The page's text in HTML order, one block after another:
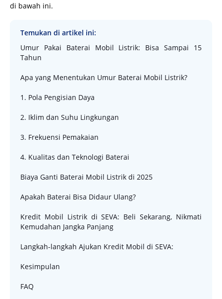
di bawah ini.
Temukan di artikel ini:
Umur Pakai Baterai Mobil Listrik: Bisa Sampai 15
Tahun
Apa yang Menentukan Umur Baterai Mobil Listrik?
1. Pola Pengisian Daya
2. Iklim dan Suhu Lingkungan
3. Frekuensi Pemakaian
4. Kualitas dan Teknologi Baterai
Biaya Ganti Baterai Mobil Listrik di 2025
Apakah Baterai Bisa Didaur Ulang?
Kredit Mobil Listrik di SEVA: Beli Sekarang, Nikmati
Kemudahan Jangka Panjang
Langkah-langkah Ajukan Kredit Mobil di SEVA:
Kesimpulan
FAQ